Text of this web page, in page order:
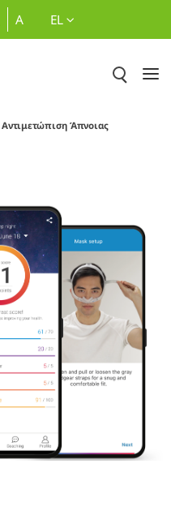
A EL
Αντιμετώπιση Άπνοιας